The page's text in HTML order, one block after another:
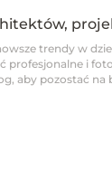
trendy w
i
aby pozostać